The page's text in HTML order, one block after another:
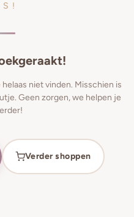
niet vinden. Misschien is
Geen zorgen, we helpen je
Verder shoppen